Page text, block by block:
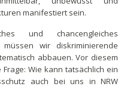
manifestiert sein.
und chancengleiches
wir diskriminierende
abbauen. Vor diesem
Wie kann tatsächlich ein
auch bei uns in NRW